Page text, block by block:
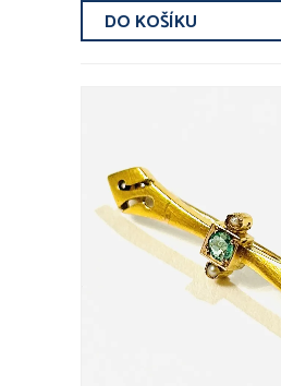
DO KOŠÍKU